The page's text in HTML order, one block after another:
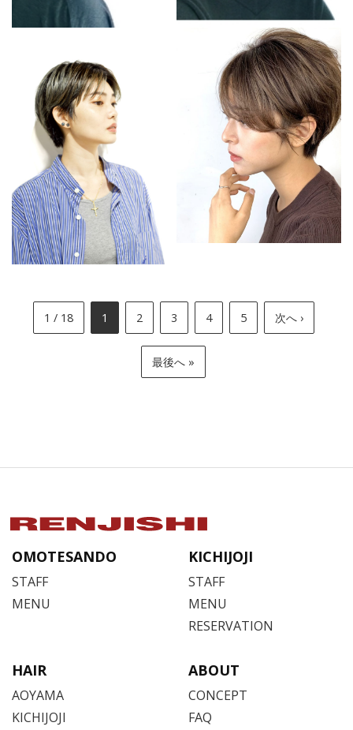
1 / 18 1 2 3 4 5 次へ ›
最後へ »
OMOTESANDO
STAFF
MENU
KICHIJOJI
STAFF
MENU
RESERVATION
HAIR
AOYAMA
KICHIJOJI
ABOUT
CONCEPT
FAQ